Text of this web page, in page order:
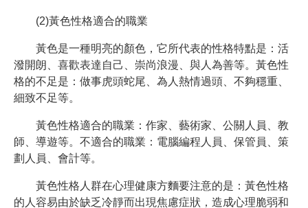
(2)黃色性格適合的職業
黃色是一種明亮的顏色，它所代表的性格特點是：活
潑開朗、喜歡表達自己、崇尚浪漫、與人為善等。黃色性
格的不足是：做事虎頭蛇尾、為人熱情過頭、不夠穩重、
細致不足等。
黃色性格適合的職業：作家、藝術家、公關人員、教
師、導遊等。不適合的職業：電腦編程人員、保管員、策
劃人員、會計等。
黃色性格人群在心理健康方麵要注意的是：黃色性格
的人容易由於缺乏冷靜而出現焦慮症狀，造成心理脆弱和